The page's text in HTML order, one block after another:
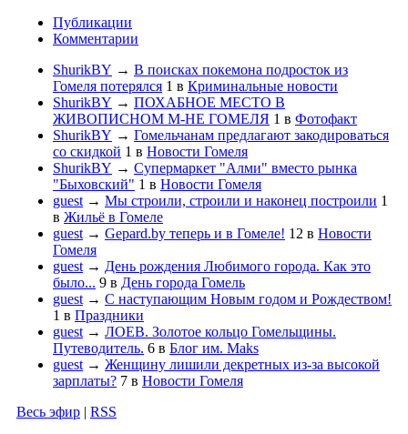
Публикации
Комментарии
ShurikBY → В поисках покемона подросток из
Гомеля потерялся 1 в Криминальные новости
ShurikBY → ПОХАБНОЕ МЕСТО В
ЖИВОПИСНОМ М-НЕ ГОМЕЛЯ 1 в Фотофакт
ShurikBY → Гомельчанам предлагают закодироваться
со скидкой 1 в Новости Гомеля
ShurikBY → Супермаркет "Алми" вместо рынка
"Быховский" 1 в Новости Гомеля
guest → Мы строили, строили и наконец построили 1
в Жильё в Гомеле
guest → Gepard.by теперь и в Гомеле! 12 в Новости
Гомеля
guest → День рождения Любимого города. Как это
было... 9 в День города Гомель
guest → С наступающим Новым годом и Рождеством!
1 в Праздники
guest → ЛОЕВ. Золотое кольцо Гомельщины.
Путеводитель. 6 в Блог им. Maks
guest → Женщину лишили декретных из-за высокой
зарплаты? 7 в Новости Гомеля
Весь эфир | RSS